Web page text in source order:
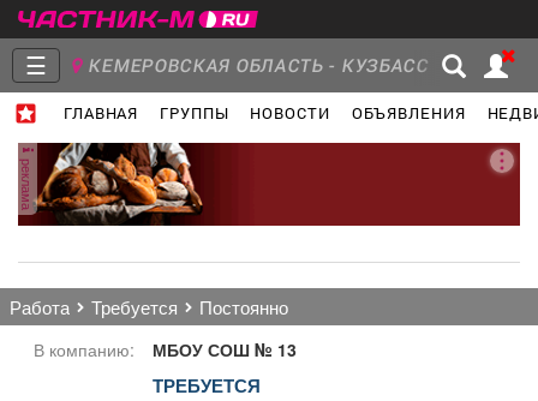
☰ КЕМЕРОВСКАЯ ОБЛАСТЬ - КУЗБАСС
ГЛАВНАЯ ГРУППЫ НОВОСТИ ОБЪЯВЛЕНИЯ
Главная
Группы Новости
реклама
работа требуется постоянно
В компанию: МБОУ СОШ № 13
ТРЕБУЕТСЯ